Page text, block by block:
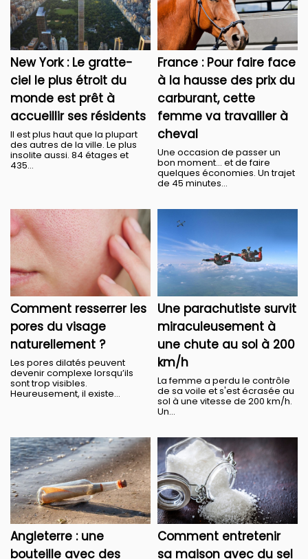
New York : Le gratte-
ciel le plus étroit du
monde est prêt à
accueillir ses résidents
Il est plus haut que la plupart
des autres de la ville. Le plus
insolite aussi. 84 étages et
435...
France : Pour faire face
à la hausse des prix du
carburant, cette
femme va travailler à
cheval
Une occasion de passer un
bon moment… et de faire
quelques économies. Un trajet
de 45 minutes...
Comment resserrer les
pores du visage
naturellement ?
Les pores dilatés peuvent
devenir complexe lorsqu’ils
sont trop visibles.
Heureusement, il existe...
Une parachutiste survit
miraculeusement à
une chute au sol à 200
km/h
La femme a perdu le contrôle
de sa voile et s'est écrasée au
sol à une vitesse de 200 km/h.
Un...
Angleterre : une
bouteille avec des
Comment entretenir
sa maison avec du sel